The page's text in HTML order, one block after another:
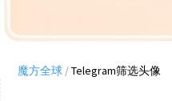
魔方全球/Telegram筛选头像